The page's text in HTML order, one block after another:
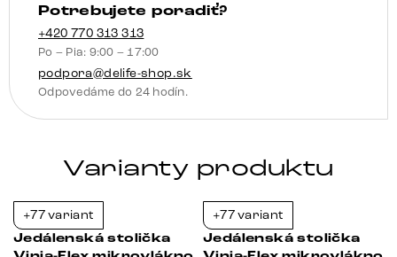
Potrebujete poradiť?
+420 770 313 313
Po – Pia: 9:00 – 17:00
podpora@delife-shop.sk
Odpovedáme do 24 hodín.
Varianty produktu
+77 variant
Jedálenská stolička
+77 variant
Jedálenská stolička